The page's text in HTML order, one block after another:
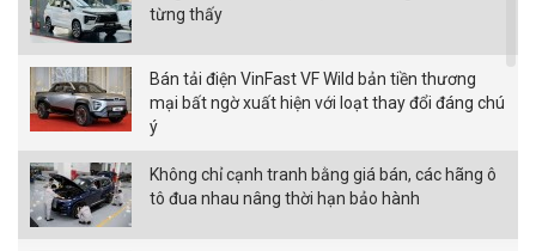
từng thấy
Bán tải điện VinFast VF Wild bản tiền thương
mại bất ngờ xuất hiện với loạt thay đổi đáng chú
ý
Không chỉ cạnh tranh bằng giá bán, các hãng ô
tô đua nhau nâng thời hạn bảo hành